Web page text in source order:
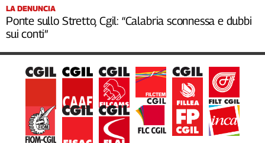
LA DENUNCIA
Ponte sullo Stretto, Cgil: “Calabria sconnessa e dubbi
sui conti”